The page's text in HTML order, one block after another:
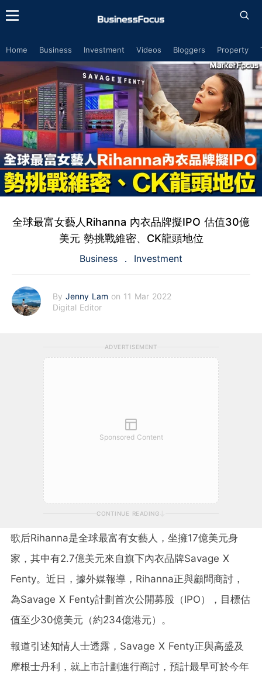
Home Business Investment Videos Bloggers Property
全球最富女藝人Rihanna 內衣品牌擬IPO 估值30億
美元 勢挑戰維密、CK龍頭地位
Business Investment
By Jenny Lam on 11 Mar 2022
Digital Editor
ADVERTISEMENT
Sponsored Content
CONTINUE READING
歌后Rihanna是全球最富有女藝人，坐擁17億美元身
家，其中有2.7億美元來自旗下內衣品牌Savage X
Fenty。近日，據外媒報導，Rihanna正與顧問商討，
為Savage X Fenty計劃首次公開募股（IPO），目標估
值至少30億美元（約234億港元）。
報道引述知情人士透露，Savage X Fenty正與高盛及
摩根士丹利，就上市計劃進行商討，預計最早可於今年